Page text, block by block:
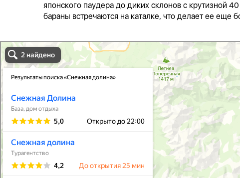
японского паудера до диких склонов с крутизной
бараны встречаются на каталке, что делает ее еще
Снежная долина в Камчатском крае
Камчатский край